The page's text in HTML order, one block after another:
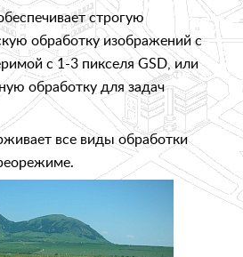
строгую
обработку изображений с
с 1-3 пикселя GSD, или
обработку для задач
все виды обработки